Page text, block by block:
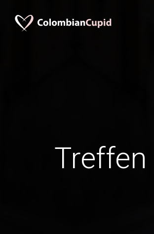
Treffen